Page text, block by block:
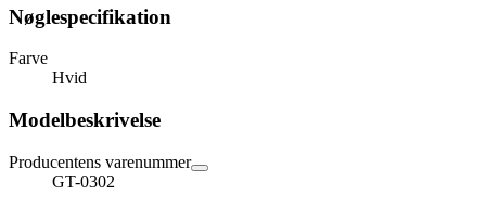
Nøglespecifikation
Farve
Hvid
Modelbeskrivelse
Producentens varenummer
GT-0302